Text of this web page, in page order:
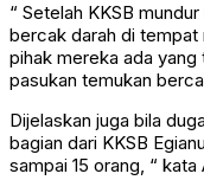
“ Setelah KKSB
bercak darah di tempat
pihak mereka ada
pasukan temukan
Dijelaskan juga bila
bagian dari KKSB
sampai 15 orang, “ kata